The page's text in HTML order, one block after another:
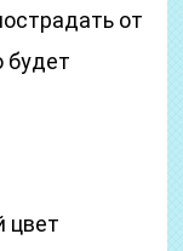
от
будет
цвет